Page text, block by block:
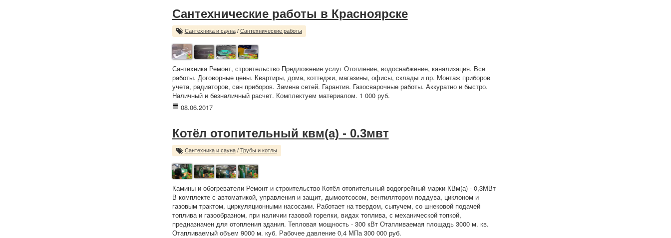
Сантехнические работы в Красноярске
Сантехника и сауна/ Сантехнические работы
Сантехника Ремонт, строительство Предложение услуг Отопление, водоснабжение, канализация. Все
работы. Договорные цены. Квартиры, дома, коттеджи, магазины, офисы, склады и пр. Монтаж приборов
учета, радиаторов, сан приборов. Замена сетей. Гарантия. Газосварочные работы. Аккуратно и быстро.
Наличный и безналичный расчет. Комплектуем материалом. 1 000 руб.
08.06.2017
Котёл отопительный квм(а) - 0.3мвт
Сантехника и сауна/ Трубы и котлы
Камины и обогреватели Ремонт и строительство Котёл отопительный водогрейный марки КВм(а) - 0,3МВт
В комплекте с автоматикой, управления и защит, дымоотсосом, вентилятором поддува, циклоном и
газовым трактом, циркуляционными насосами. Работает на твердом, сыпучем, со шнековой подачей
топлива и газообразном, при наличии газовой горелки, видах топлива, с механической топкой,
предназначен для отопления здания. Тепловая мощность - 300 кВт Отапливаемая площадь 3000 м. кв.
Отапливаемый объем 9000 м. куб. Рабочее давление 0,4 МПа 300 000 руб.